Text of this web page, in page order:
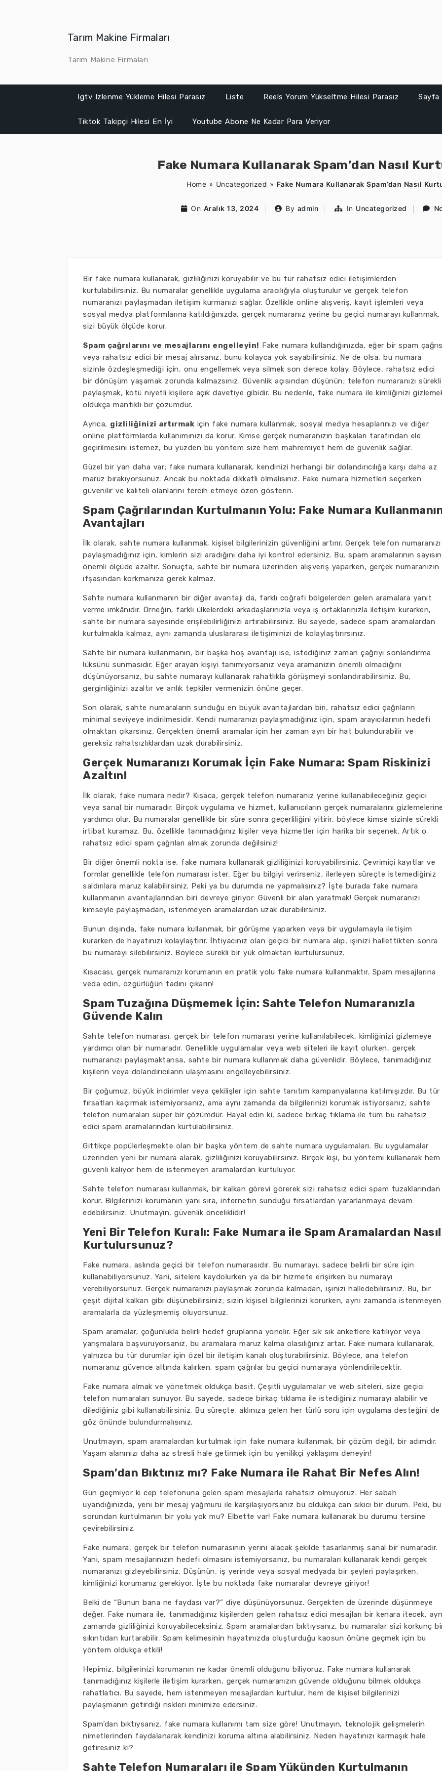
Tarım Makine Firmaları
Tarım Makine Firmaları
Igtv Izlenme Yükleme Hilesi Parasız Liste Reels Yorum Yükseltme Hilesi Parasız Sayfa
Tiktok Takipçi Hilesi En İyi Youtube Abone Ne Kadar Para Veriyor
Fake Numara Kullanarak Spam’dan Nasıl
Home » Uncategorized » Fake Numara Kullanarak Spam’dan Nasıl
On Aralık 13, 2024 By admin In Uncategorized
Bir fake numara kullanarak, gizliliğinizi koruyabilir ve bu tür rahatsız edici iletişimlerden
kurtulabilirsiniz. Bu numaralar genellikle uygulama aracılığıyla oluşturulur ve gerçek telefon
numaranızı paylaşmadan iletişim kurmanızı sağlar. Özellikle online alışveriş, kayıt işlemleri veya
sosyal medya platformlarına katıldığınızda, gerçek numaranız yerine bu geçici numarayı kullanmak,
sizi büyük ölçüde korur.
Spam çağrılarını ve mesajlarını engelleyin! Fake numara kullandığınızda, eğer bir spam
veya rahatsız edici bir mesaj alırsanız, bunu kolayca yok sayabilirsiniz. Ne de olsa, bu numara
sizinle özdeşleşmediği için, onu engellemek veya silmek son derece kolay. Böylece, rahatsız edici
bir dönüşüm yaşamak zorunda kalmazsınız. Güvenlik açısından düşünün; telefon numaranızı sürekli
paylaşmak, kötü niyetli kişilere açık davetiye gibidir. Bu nedenle, fake numara ile kimliğinizi
oldukça mantıklı bir çözümdür.
Ayrıca, gizliliğinizi artırmak için fake numara kullanmak, sosyal medya hesaplarınızı ve diğer
online platformlarda kullanımınızı da korur. Kimse gerçek numaranızın başkaları tarafından ele
geçirilmesini istemez, bu yüzden bu yöntem size hem mahremiyet hem de güvenlik sağlar.
Güzel bir yan daha var; fake numara kullanarak, kendinizi herhangi bir dolandırıcılığa karşı daha az
maruz bırakıyorsunuz. Ancak bu noktada dikkatli olmalısınız. Fake numara hizmetleri seçerken
güvenilir ve kaliteli olanlarını tercih etmeye özen gösterin.
Spam Çağrılarından Kurtulmanın Yolu: Fake Numara
Avantajları
İlk olarak, sahte numara kullanmak, kişisel bilgilerinizin güvenliğini artırır. Gerçek telefon numaranızı
paylaşmadığınız için, kimlerin sizi aradığını daha iyi kontrol edersiniz. Bu, spam aramalarının
önemli ölçüde azaltır. Sonuçta, sahte bir numara üzerinden alışveriş yaparken, gerçek numaranızın
ifşasından korkmanıza gerek kalmaz.
Sahte numara kullanmanın bir diğer avantajı da, farklı coğrafi bölgelerden gelen aramalara yanıt
verme imkânıdır. Örneğin, farklı ülkelerdeki arkadaşlarınızla veya iş ortaklarınızla iletişim kurarken,
sahte bir numara sayesinde erişilebilirliğinizi artırabilirsiniz. Bu sayede, sadece spam aramalardan
kurtulmakla kalmaz, aynı zamanda uluslararası iletişiminizi de kolaylaştırırsınız.
Sahte bir numara kullanmanın, bir başka hoş avantajı ise, istediğiniz zaman çağrıyı sonlandırma
lüksünü sunmasıdır. Eğer arayan kişiyi tanımıyorsanız veya aramanızın önemli olmadığını
düşünüyorsanız, bu sahte numarayı kullanarak rahatlıkla görüşmeyi sonlandırabilirsiniz. Bu,
gerginliğinizi azaltır ve anlık tepkiler vermenizin önüne geçer.
Son olarak, sahte numaraların sunduğu en büyük avantajlardan biri, rahatsız edici çağrıların
minimal seviyeye indirilmesidir. Kendi numaranızı paylaşmadığınız için, spam arayıcılarının hedefi
olmaktan çıkarsınız. Gerçekten önemli aramalar için her zaman ayrı bir hat bulundurabilir ve
gereksiz rahatsızlıklardan uzak durabilirsiniz.
Gerçek Numaranızı Korumak İçin Fake Numara: Spam Riskinizi
Azaltın!
İlk olarak, fake numara nedir? Kısaca, gerçek telefon numaranız yerine kullanabileceğiniz geçici
veya sanal bir numaradır. Birçok uygulama ve hizmet, kullanıcıların gerçek numaralarını
yardımcı olur. Bu numaralar genellikle bir süre sonra geçerliliğini yitirir, böylece kimse sizinle sürekli
irtibat kuramaz. Bu, özellikle tanımadığınız kişiler veya hizmetler için harika bir seçenek. Artık o
rahatsız edici spam çağrıları almak zorunda değilsiniz!
Bir diğer önemli nokta ise, fake numara kullanarak gizliliğinizi koruyabilirsiniz. Çevrimiçi kayıtlar ve
formlar genellikle telefon numarası ister. Eğer bu bilgiyi verirseniz, ilerleyen süreçte istemediğiniz
saldırılara maruz kalabilirsiniz. Peki ya bu durumda ne yapmalısınız? İşte burada fake numara
kullanmanın avantajlarından biri devreye giriyor: Güvenli bir alan yaratmak! Gerçek numaranızı
kimseyle paylaşmadan, istenmeyen aramalardan uzak durabilirsiniz.
Bunun dışında, fake numara kullanmak, bir görüşme yaparken veya bir uygulamayla iletişim
kurarken de hayatınızı kolaylaştırır. İhtiyacınız olan geçici bir numara alıp, işinizi hallettikten sonra
bu numarayı silebilirsiniz. Böylece sürekli bir yük olmaktan kurtulursunuz.
Kısacası, gerçek numaranızı korumanın en pratik yolu fake numara kullanmaktır. Spam mesajlarına
veda edin, özgürlüğün tadını çıkarın!
Spam Tuzağına Düşmemek İçin: Sahte Telefon Numaranızla
Güvende Kalın
Sahte telefon numarası, gerçek bir telefon numarası yerine kullanılabilecek, kimliğinizi gizlemeye
yardımcı olan bir numaradır. Genellikle uygulamalar veya web siteleri ile kayıt olurken, gerçek
numaranızı paylaşmaktansa, sahte bir numara kullanmak daha güvenlidir. Böylece, tanımadığınız
kişilerin veya dolandırıcıların ulaşmasını engelleyebilirsiniz.
Bir çoğumuz, büyük indirimler veya çekilişler için sahte tanıtım kampanyalarına katılmışızdır. Bu tür
fırsatları kaçırmak istemiyorsanız, ama aynı zamanda da bilgilerinizi korumak istiyorsanız, sahte
telefon numaraları süper bir çözümdür. Hayal edin ki, sadece birkaç tıklama ile tüm bu rahatsız
edici spam aramalarından kurtulabilirsiniz.
Gittikçe popülerleşmekte olan bir başka yöntem de sahte numara uygulamaları. Bu uygulamalar
üzerinden yeni bir numara alarak, gizliliğinizi koruyabilirsiniz. Birçok kişi, bu yöntemi kullanarak hem
güvenli kalıyor hem de istenmeyen aramalardan kurtuluyor.
Sahte telefon numarası kullanmak, bir kalkan görevi görerek sizi rahatsız edici spam tuzaklarından
korur. Bilgilerinizi korumanın yanı sıra, internetin sunduğu fırsatlardan yararlanmaya devam
edebilirsiniz. Unutmayın, güvenlik önceliklidir!
Yeni Bir Telefon Kuralı: Fake Numara ile Spam Aramalardan Nasıl
Kurtulursunuz?
Fake numara, aslında geçici bir telefon numarasıdır. Bu numarayı, sadece belirli bir süre için
kullanabiliyorsunuz. Yani, sitelere kaydolurken ya da bir hizmete erişirken bu numarayı
verebiliyorsunuz. Gerçek numaranızı paylaşmak zorunda kalmadan, işinizi halledebilirsiniz. Bu, bir
çeşit dijital kalkan gibi düşünebilirsiniz; sizin kişisel bilgilerinizi korurken, aynı zamanda istenmeyen
aramalarla da yüzleşmemiş oluyorsunuz.
Spam aramalar, çoğunlukla belirli hedef gruplarına yönelir. Eğer sık sık anketlere katılıyor veya
yarışmalara başvuruyorsanız, bu aramalara maruz kalma olasılığınız artar. Fake numara kullanarak,
yalnızca bu tür durumlar için özel bir iletişim kanalı oluşturabilirsiniz. Böylece, ana telefon
numaranız güvence altında kalırken, spam çağrılar bu geçici numaraya yönlendirilecektir.
Fake numara almak ve yönetmek oldukça basit. Çeşitli uygulamalar ve web siteleri, size geçici
telefon numaraları sunuyor. Bu sayede, sadece birkaç tıklama ile istediğiniz numarayı alabilir ve
dilediğiniz gibi kullanabilirsiniz. Bu süreçte, aklınıza gelen her türlü soru için uygulama desteğini de
göz önünde bulundurmalısınız.
Unutmayın, spam aramalardan kurtulmak için fake numara kullanmak, bir çözüm değil, bir adımdır.
Yaşam alanınızı daha az stresli hale getirmek için bu yenilikçi yaklaşımı deneyin!
Spam’dan Bıktınız mı? Fake Numara ile Rahat Bir Nefes Alın!
Gün geçmiyor ki cep telefonuna gelen spam mesajlarla rahatsız olmuyoruz. Her sabah
uyandığınızda, yeni bir mesaj yağmuru ile karşılaşıyorsanız bu oldukça can sıkıcı bir durum. Peki, bu
sorundan kurtulmanın bir yolu yok mu? Elbette var! Fake numara kullanarak bu durumu tersine
çevirebilirsiniz.
Fake numara, gerçek bir telefon numarasının yerini alacak şekilde tasarlanmış sanal bir numaradır.
Yani, spam mesajlarınızın hedefi olmasını istemiyorsanız, bu numaraları kullanarak kendi gerçek
numaranızı gizleyebilirsiniz. Düşünün, iş yerinde veya sosyal medyada bir şeyleri paylaşırken,
kimliğinizi korumanız gerekiyor. İşte bu noktada fake numaralar devreye giriyor!
Belki de “Bunun bana ne faydası var?” diye düşünüyorsunuz. Gerçekten de üzerinde düşünmeye
değer. Fake numara ile, tanımadığınız kişilerden gelen rahatsız edici mesajları bir kenara itecek,
zamanda gizliliğinizi koruyabileceksiniz. Spam aramalardan bıktıysanız, bu numaralar sizi korkunç
sıkıntıdan kurtarabilir. Spam kelimesinin hayatınızda oluşturduğu kaosun önüne geçmek için bu
yöntem oldukça etkili!
Hepimiz, bilgilerinizi korumanın ne kadar önemli olduğunu biliyoruz. Fake numara kullanarak
tanımadığınız kişilerle iletişim kurarken, gerçek numaranızın güvende olduğunu bilmek oldukça
rahatlatıcı. Bu sayede, hem istenmeyen mesajlardan kurtulur, hem de kişisel bilgilerinizi
paylaşmanın getirdiği riskleri minimize edersiniz.
Spam’dan bıktıysanız, fake numara kullanımı tam size göre! Unutmayın, teknolojik gelişmelerin
nimetlerinden faydalanarak kendinizi koruma altına alabilirsiniz. Neden hayatınızı karmaşık hale
getiresiniz ki?
Sahte Telefon Numaraları ile Spam Yükünden Kurtulmanın